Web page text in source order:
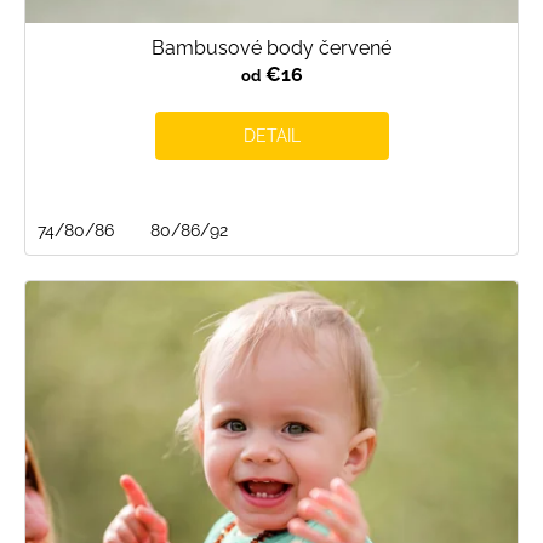
Bambusové body červené
od€16
DETAIL
74/80/86 80/86/92